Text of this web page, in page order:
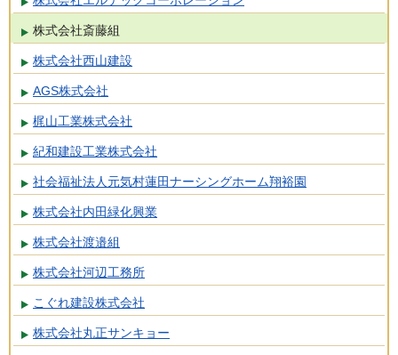
株式会社斎藤組
株式会社西山建設
AGS株式会社
梶山工業株式会社
紀和建設工業株式会社
社会福祉法人元気村蓮田ナーシングホーム翔裕園
株式会社内田緑化興業
株式会社渡邉組
株式会社河辺工務所
こぐれ建設株式会社
株式会社丸正サンキョー